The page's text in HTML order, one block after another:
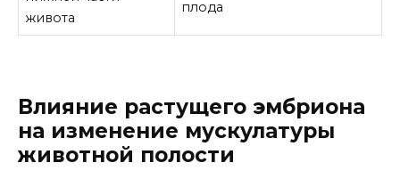
живота
плода
Влияние растущего эмбриона
на изменение мускулатуры
животной полости